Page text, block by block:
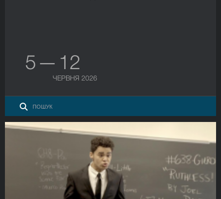
5 — 12
ЧЕРВНЯ 2026